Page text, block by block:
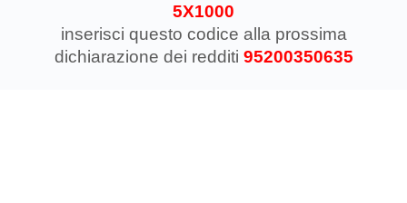
5X1000
inserisci questo codice alla prossima
dichiarazione dei redditi 95200350635